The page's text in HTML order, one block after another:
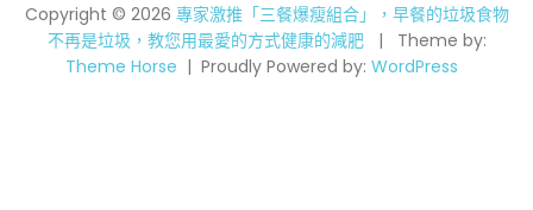
Copyright © 2026 專家激推「三餐爆瘦組合」，早餐的垃圾食物
不再是垃圾，教您用最愛的方式健康的減肥
Theme by:
Theme Horse
Proudly Powered by: WordPress